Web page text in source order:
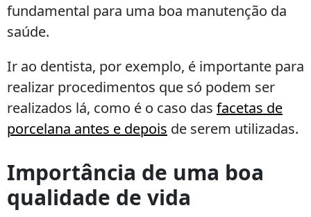
fundamental para uma boa manutenção da
saúde.
Ir ao dentista, por exemplo, é importante para
realizar procedimentos que só podem ser
realizados lá, como é o caso das facetas de
porcelana antes e depois de serem utilizadas.
Importância de uma boa
qualidade de vida